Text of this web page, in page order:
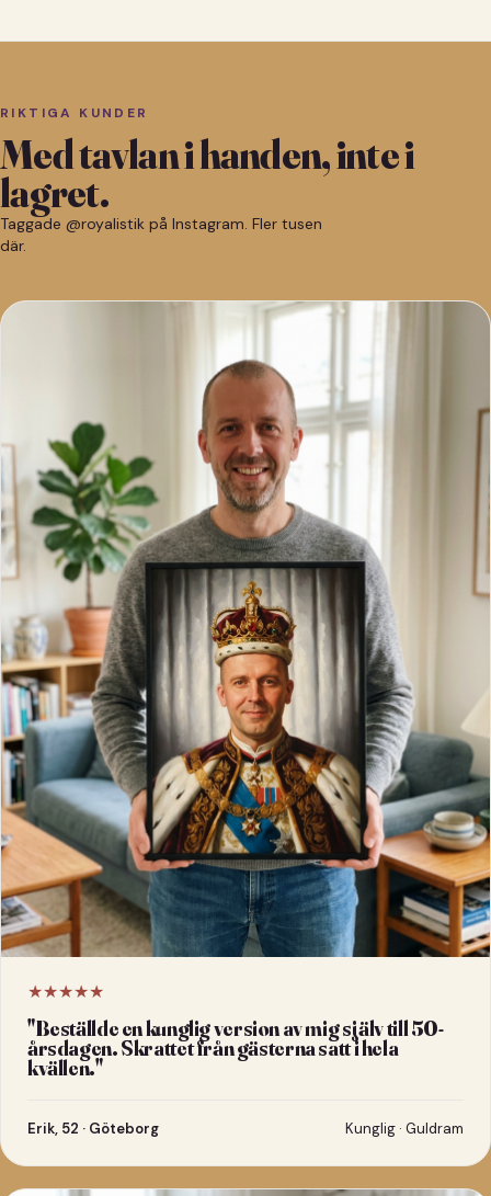
RIKTIGA KUNDER
Med tavlan i handen, inte i
lagret.
Taggade @royalistik på Instagram. Fler tusen
där.
★★★★★
"Beställde en kunglig version av mig själv till 50-
årsdagen. Skrattet från gästerna satt i hela
kvällen."
Erik, 52 · Göteborg Kunglig · Guldram